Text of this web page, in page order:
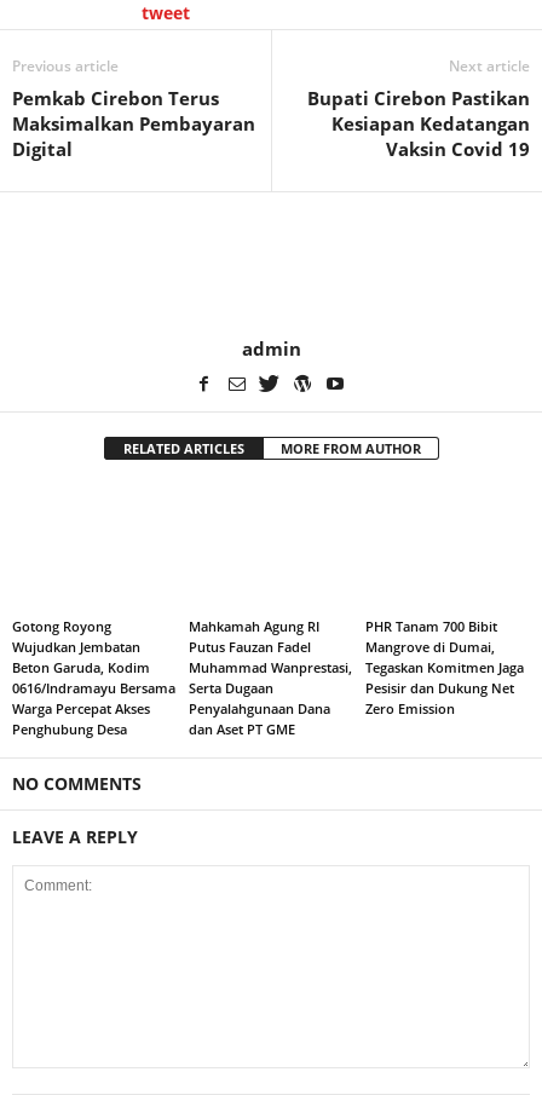
tweet
Previous article
Pemkab Cirebon Terus
Maksimalkan Pembayaran
Digital
Next article
Bupati Cirebon Pastikan
Kesiapan Kedatangan
Vaksin Covid 19
admin
RELATED ARTICLES MORE FROM AUTHOR
Gotong Royong
Wujudkan Jembatan
Beton Garuda, Kodim
0616/Indramayu Bersama
Warga Percepat Akses
Penghubung Desa
Mahkamah Agung RI
Putus Fauzan Fadel
Muhammad Wanprestasi,
Serta Dugaan
Penyalahgunaan Dana
dan Aset PT GME
PHR Tanam 700 Bibit
Mangrove di Dumai,
Tegaskan Komitmen Jaga
Pesisir dan Dukung Net
Zero Emission
NO COMMENTS
LEAVE A REPLY